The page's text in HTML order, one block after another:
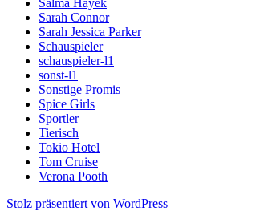
Salma Hayek
Sarah Connor
Sarah Jessica Parker
Schauspieler
schauspieler-l1
sonst-l1
Sonstige Promis
Spice Girls
Sportler
Tierisch
Tokio Hotel
Tom Cruise
Verona Pooth
Stolz präsentiert von WordPress